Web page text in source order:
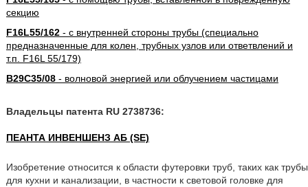
секцию
F16L55/162- с внутренней стороны трубы (специально
предназначенные для колен, трубных узлов или ответвлений и
т.п. F16L 55/179)
B29C35/08- волновой энергией или облучением частицами
Владельцы патента RU 2738736:
ПЕАНТА ИНВЕНШЕНЗ АБ (SE)
Изобретение относится к области футеровки труб, таких как трубы
для кухни и канализации, в частности к световой головке для